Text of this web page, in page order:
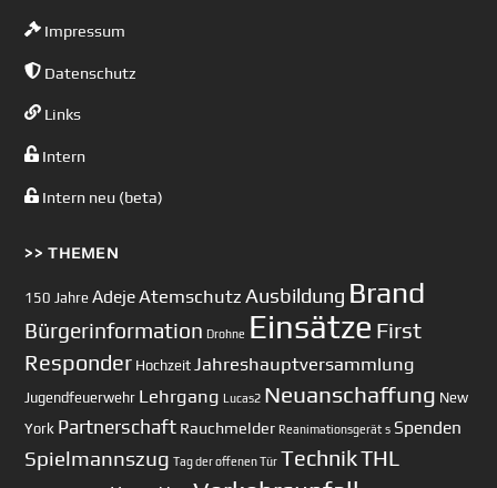
Impressum
Datenschutz
Links
Intern
Intern neu (beta)
>> THEMEN
150 Jahre AdejeAtemschutz Ausbildung Brand
Bürgerinformation Drohne Einsätze First
Responder Hochzeit Jahreshauptversammlung
Jugendfeuerwehr Lehrgang Lucas2 Neuanschaffung New
York Partnerschaft Rauchmelder Reanimationsgerät s Spenden
Spielmannszug Tag der offenen Tür TechnikTHL